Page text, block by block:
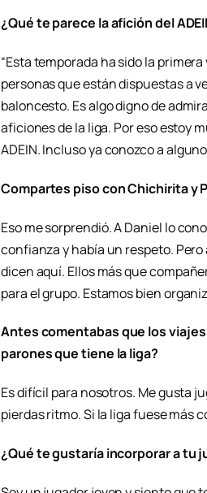
¿Qué te parece la afición del
“Esta temporada ha sido la
personas que están dispuestas a
baloncesto. Es algo digno de
aficiones de la liga. Por eso estoy
ADEIN. Incluso ya conozco a
Compartes piso con Chichirita y
Eso me sorprendió. A Daniel lo
confianza y había un respeto.
dicen aquí. Ellos más que
para el grupo. Estamos bien
Antes comentabas que los
parones que tiene la liga?
Es difícil para nosotros. Me gusta
pierdas ritmo. Si la liga fuese más
¿Qué te gustaría incorporar a tu